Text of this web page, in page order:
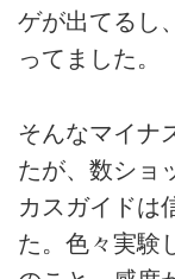
ゲが出てるし
ってました。
そんなマイナ
たが、数ショ
カスガイドは
た。色々実験